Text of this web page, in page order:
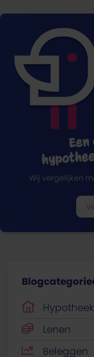
Wij vergelijken
Hypotheek
Lenen
Beleggen